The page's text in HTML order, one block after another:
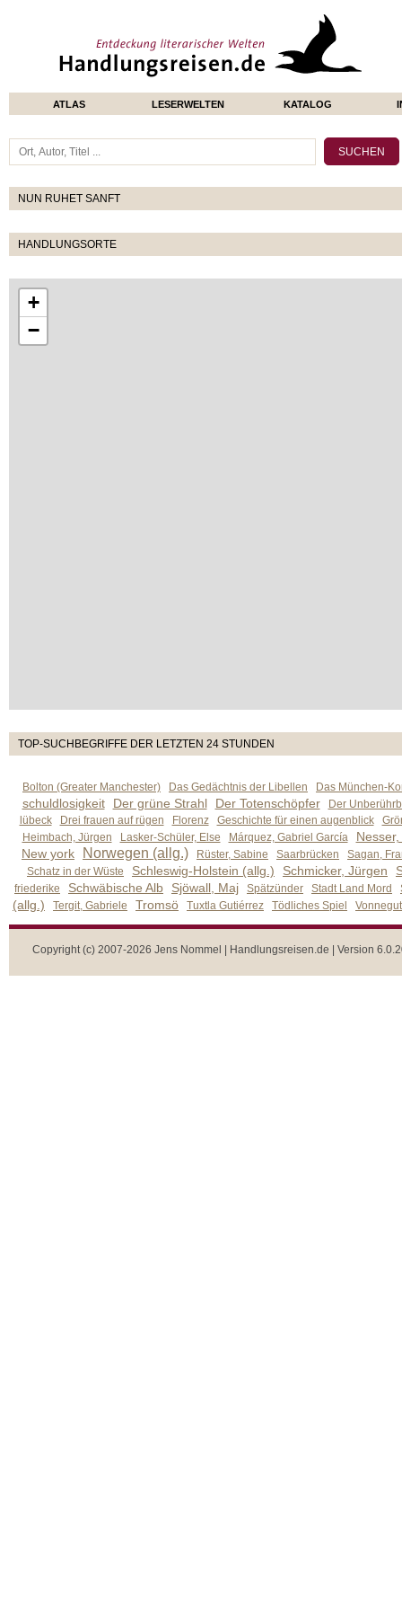
ATLAS LESERWELTEN KATALOG
NUN RUHET SANFT
HANDLUNGSORTE
+
−
TOP-SUCHBEGRIFFE DER LETZTEN 24 STUNDEN
Bolton (Greater Manchester) Das Gedächtnis der Libellen Das München-
schuldlosigkeit Der grüne Strahl Der Totenschöpfer
Der
lübeck
Drei frauen auf rügen Florenz Geschichte für einen augenblick
Heimbach, Jürgen
Lasker-Schüler, Else Márquez, Gabriel García
New york
Norwegen (allg.) Rüster, Sabine Saarbrücken
Sagan,
Schatz in der Wüste
Schleswig-Holstein (allg.) Schmicker, Jürgen
friederike Schwäbische Alb Sjöwall, Maj Spätzünder Stadt Land Mord
(allg.) Tergit, Gabriele Tromsö Tuxtla Gutiérrez Tödliches Spiel
Copyright (c) 2007-2026 Jens Nommel | Handlungsreisen.de | Version